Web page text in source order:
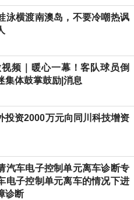
泳横渡南澳岛，不要冷嘲热讽
视频｜暖心一幕！客队球员倒
集体鼓掌鼓励|消息
投资2000万元向同川科技增资
汽车电子控制单元离车诊断专
电子控制单元离车的情况下进
诊断